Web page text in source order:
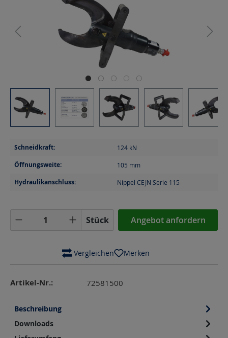
Schneidkraft: 124 kN
Öffnungsweite: 105 mm
Hydraulikanschluss: Nippel CEJN Serie 115
Produkt Anzahl: Gib den gewünschten
Stück Angebot anfordern
Vergleichen Merken
Artikel-Nr.: 72581500
Beschreibung
Downloads